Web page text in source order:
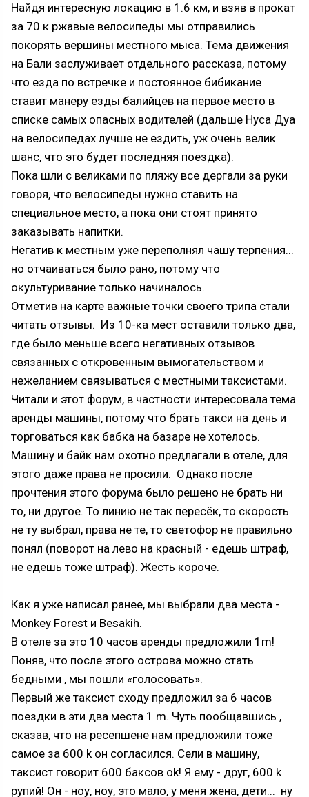
Найдя интересную локацию в 1.6 км, и взяв в прокат
за 70 к ржавые велосипеды мы отправились
покорять вершины местного мыса. Тема движения
на Бали заслуживает отдельного рассказа, потому
что езда по встречке и постоянное бибикание
ставит манеру езды балийцев на первое место в
списке самых опасных водителей (дальше Нуса Дуа
на велосипедах лучше не ездить, уж очень велик
шанс, что это будет последняя поездка).
Пока шли с великами по пляжу все дергали за руки
говоря, что велосипеды нужно ставить на
специальное место, а пока они стоят принято
заказывать напитки.
Негатив к местным уже переполнял чашу терпения...
но отчаиваться было рано, потому что
окультуривание только начиналось.
Отметив на карте важные точки своего трипа стали
читать отзывы. Из 10-ка мест оставили только два,
где было меньше всего негативных отзывов
связанных с откровенным вымогательством и
нежеланием связываться с местными таксистами.
Читали и этот форум, в частности интересовала тема
аренды машины, потому что брать такси на день и
торговаться как бабка на базаре не хотелось.
Машину и байк нам охотно предлагали в отеле, для
этого даже права не просили. Однако после
прочтения этого форума было решено не брать ни
то, ни другое. То линию не так пересёк, то скорость
не ту выбрал, права не те, то светофор не правильно
понял (поворот на лево на красный - едешь штраф,
не едешь тоже штраф). Жесть короче.
Как я уже написал ранее, мы выбрали два места -
Monkey Forest и Besakih.
В отеле за это 10 часов аренды предложили 1m!
Поняв, что после этого острова можно стать
бедными , мы пошли «голосовать».
Первый же таксист сходу предложил за 6 часов
поездки в эти два места 1 m. Чуть пообщавшись ,
сказав, что на ресепшене нам предложили тоже
самое за 600 k он согласился. Сели в машину,
таксист говорит 600 баксов ok! Я ему - друг, 600 k
рупий! Он - ноу, ноу, это мало, у меня жена, дети... ну